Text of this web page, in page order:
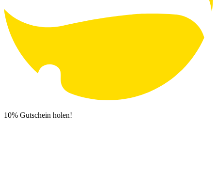
10% Gutschein holen!